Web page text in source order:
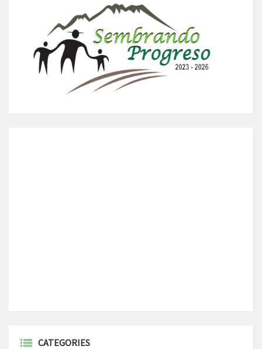
CATEGORIES